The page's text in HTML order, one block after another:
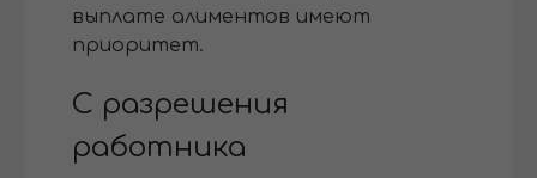
выплате алиментов имеют
приоритет.
С разрешения
работника